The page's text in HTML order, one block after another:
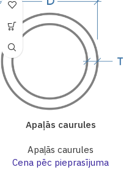
Apaļās caurules
Apaļās caurules
Cena pēc pieprasījuma